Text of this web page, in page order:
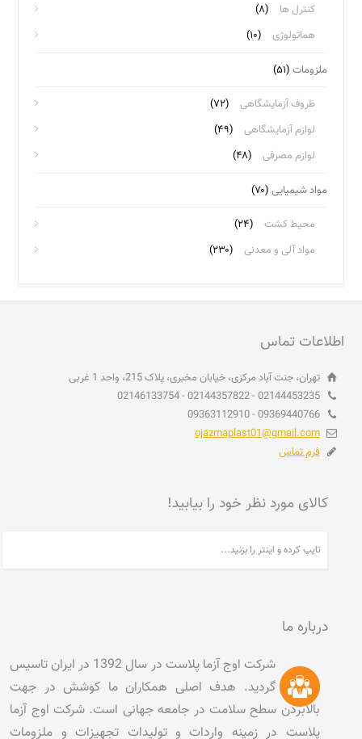
کنترل ها
(۸)
هماتولوژی
(۱۰)
ملزومات (۵۱)
ظروف آزمایشگاهی
(۷۲)
لوازم آزمایشگاهی
(۴۹)
لوازم مصرفی
(۴۸)
مواد شیمیایی (۷۰)
محیط کشت
(۲۴)
مواد آلی و معدنی
(۲۳۰)
اطلاعات تماس
تهران، جنت آباد مرکزی، خیابان مخبری، پلاک 215، واحد 1 غربی
02144453235 - 02144357822 - 02146133754
09369440766 - 09363112910
ojazmaplast01@gmail.com
فرم تماس
کالای مورد نظر خود را بیابید!
درباره ما
شرکت اوج آزما پلاست در سال 1392 در ایران تاسیس
گردید. هدف اصلی همکاران ما کوشش در جهت
بالابردن سطح سلامت در جامعه جهانی است. شرکت اوج آزما
پلاست در زمینه واردات و تولیدات تجهیزات و ملزومات